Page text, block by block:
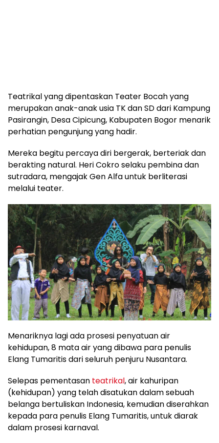
Teatrikal yang dipentaskan Teater Bocah yang
merupakan anak-anak usia TK dan SD dari Kampung
Pasirangin, Desa Cipicung, Kabupaten Bogor menarik
perhatian pengunjung yang hadir.
Mereka begitu percaya diri bergerak, berteriak dan
berakting natural. Heri Cokro selaku pembina dan
sutradara, mengajak Gen Alfa untuk berliterasi
melalui teater.
Menariknya lagi ada prosesi penyatuan air
kehidupan, 8 mata air yang dibawa para penulis
Elang Tumaritis dari seluruh penjuru Nusantara.
Selepas pementasan teatrikal, air kahuripan
(kehidupan) yang telah disatukan dalam sebuah
belanga bertuliskan Indonesia, kemudian diserahkan
kepada para penulis Elang Tumaritis, untuk diarak
dalam prosesi karnaval.